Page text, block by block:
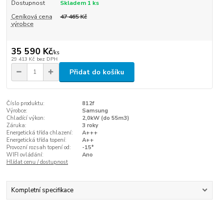
Dostupnost
Skladem 1 ks
Ceníková cena
výrobce
47 465 Kč
35 590 Kč/ks
29 413 Kč bez DPH
Přidat do košíku
Číslo produktu:
812f
Výrobce:
Samsung
Chladící výkon:
2,0kW (do 55m3)
Záruka:
3 roky
Energetická třída chlazení:
A+++
Energetická třída topení:
A++
Provozní rozsah topení od:
-15°
WIFI ovládání:
Ano
Hlídat cenu / dostupnost
Kompletní specifikace